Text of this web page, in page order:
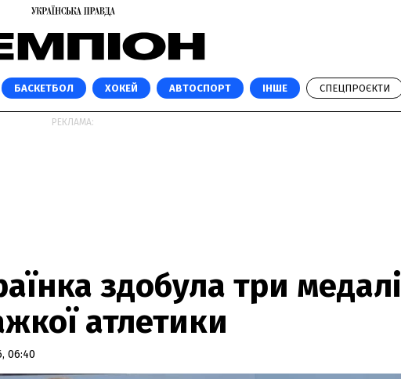
БАСКЕТБОЛ ХОКЕЙ АВТОСПОРТ ІНШЕ СПЕЦПРОЄКТИ
РЕКЛАМА:
здобула три медалі
атлетики
06:40